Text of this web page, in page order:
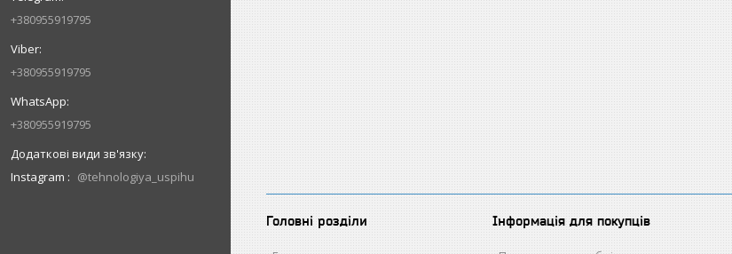
+380955919795
+380955919795
+380955919795
Instagram @tehnologiya_uspihu
Головні розділи Інформація для покупців